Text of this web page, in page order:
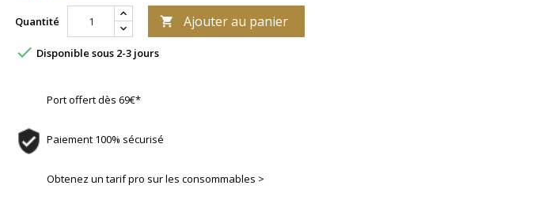
Quantité  Ajouter au panier
 Disponible sous 2-3 jours
Port offert dès 69€*
Paiement 100% sécurisé
Obtenez un tarif pro sur les consommables >